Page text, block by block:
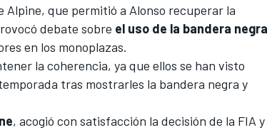
Alpine, que permitió a Alonso recuperar la
debate sobre el uso de la bandera negra
en los monoplazas.
la coherencia, ya que ellos se han visto
tras mostrarles la bandera negra y
, acogió con satisfacción la decisión de la FIA y